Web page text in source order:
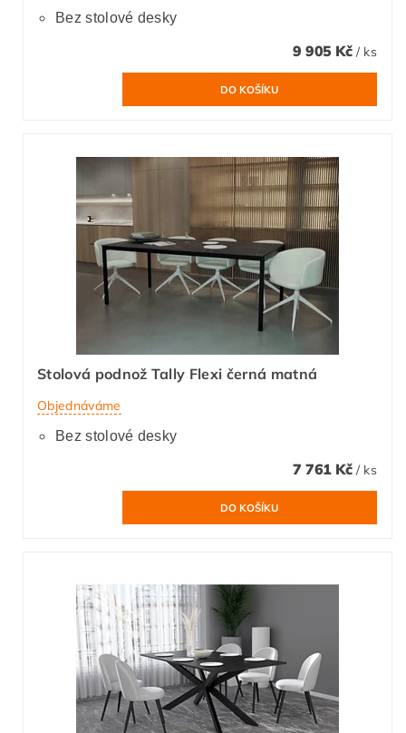
Bez stolové desky
9 905 Kč / ks
Stolová podnož Tally Flexi černá matná
Objednáváme
Bez stolové desky
7 761 Kč / ks